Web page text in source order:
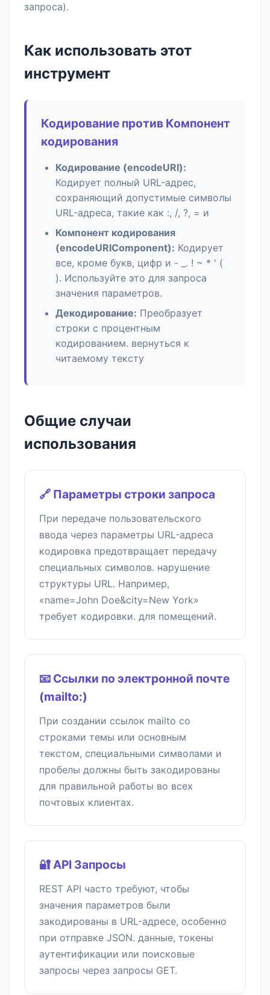
запроса).
Как использовать этот
инструмент
Кодирование против Компонент
кодирования
Кодирование (encodeURI):
Кодирует полный URL-адрес,
сохраняющий допустимые символы
URL-адреса, такие как :, /, ?, = и
Компонент кодирования
(encodeURIComponent): Кодирует
все, кроме букв, цифр и - _. ! ~ * ' (
). Используйте это для запроса
значения параметров.
Декодирование: Преобразует
строки с процентным
кодированием. вернуться к
читаемому тексту
Общие случаи
использования
🔗 Параметры строки запроса
При передаче пользовательского
ввода через параметры URL-адреса
кодировка предотвращает передачу
специальных символов. нарушение
структуры URL. Например,
«name=John Doe&city=New York»
требует кодировки. для помещений.
📧 Ссылки по электронной почте
(mailto:)
При создании ссылок mailto со
строками темы или основным
текстом, специальными символами и
пробелы должны быть закодированы
для правильной работы во всех
почтовых клиентах.
🔐 API Запросы
REST API часто требуют, чтобы
значения параметров были
закодированы в URL-адресе, особенно
при отправке JSON. данные, токены
аутентификации или поисковые
запросы через запросы GET.